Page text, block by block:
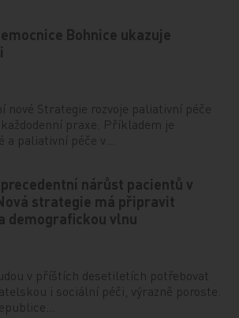
Bohnice ukazuje
nové Strategie rozvoje paliativní péče
praxe. Příkladem je
a paliativní péče v…
nárůst pacientů v
strategie má připravit
demografickou vlnu
v příštích desetiletích potřebovat
i sociální péči, výrazně poroste.